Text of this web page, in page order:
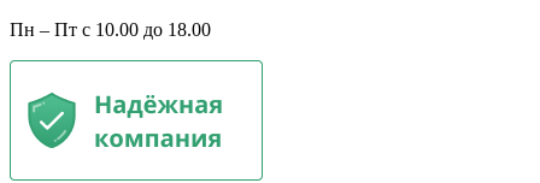
Пн – Пт с 10.00 до 18.00